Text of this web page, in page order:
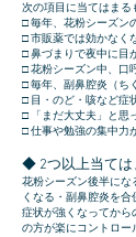
次の項目に当てはまる
□ 毎年、花粉シーズン
□ 市販薬では効かなく
□ 鼻づまりで夜中に目
□ 花粉シーズン中、口
□ 毎年、副鼻腔炎（ち
□ 目・のど・咳など症
□ 「まだ大丈夫」と思
□ 仕事や勉強の集中力
◆ 2つ以上当ては
花粉シーズン後半に
くなる・副鼻腔炎を合
症状が強くなってか
の方が楽にコントロー